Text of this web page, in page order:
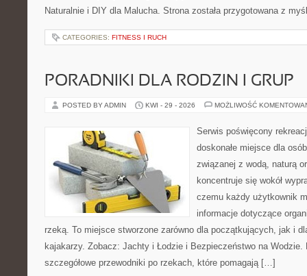
Naturalnie i DIY dla Malucha. Strona została przygotowana z
CATEGORIES: FITNESS I RUCH
PORADNIKI DLA RODZIN I GRUP
POSTED BY ADMIN KWI - 29 - 2026 MOŻLIWOŚĆ
Serwis poświęcony
doskonałe miejsce dla
związanej z wodą, naturą
koncentruje się wokół
czemu każdy użytkownik
informacje dotyczące
rzeką. To miejsce stworzone zarówno dla początkujących, jak i
kajakarzy. Zobacz: Jachty i Łodzie i Bezpieczeństwo na Wodzie.
szczegółowe przewodniki po rzekach, które pomagają […]